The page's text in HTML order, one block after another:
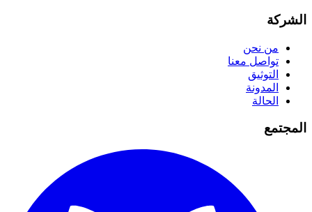
الشركة
من نحن
تواصل معنا
التوثيق
المدونة
الحالة
المجتمع